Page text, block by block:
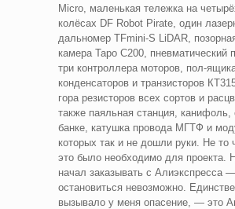
Micro, маленькая тележка на
колёсах DF Robot Pirate, один
дальномер TFmini-S LiDAR,
камера Tapo C200, пневматический
три контроллера моторов, пол-
конденсаторов и транзисторов
гора резисторов всех сортов и
также паяльная станция,
банке, катушка провода МГТФ и
которых так и не дошли руки. Не то
это было необходимо для проекта.
начал заказывать с Алиэкспресса —
остановиться невозможно.
вызывало у меня опасение, — это